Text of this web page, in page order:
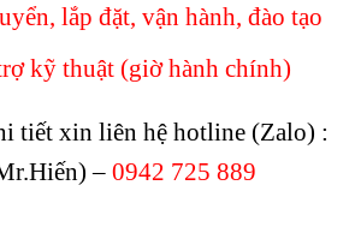
lắp đặt, vận hành, đào tạo
kỹ thuật (giờ hành chính)
tiết xin liên hệ hotline (Zalo) :
– 0942 725 889